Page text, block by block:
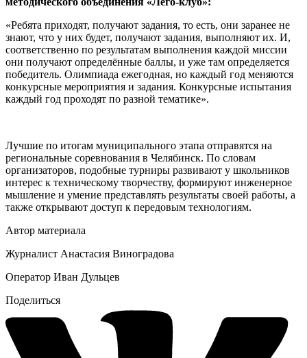
«Ребята приходят, получают задания, то есть, они заранее не
знают, что у них будет, получают задания, выполняют их. И,
соответственно по результатам выполнения каждой миссии
они получают определённые баллы, и уже там определяется
победитель. Олимпиада ежегодная, но каждый год меняются
конкурсные мероприятия и задания. Конкурсные испытания
каждый год проходят по разной тематике».
Лучшие по итогам муниципального этапа отправятся на
региональные соревнования в Челябинск. По словам
организаторов, подобные турниры развивают у школьников
интерес к техническому творчеству, формируют инженерное
мышление и умение представлять результаты своей работы, а
также открывают доступ к передовым технологиям.
Автор материала
Журналист Анастасия Виноградова
Оператор Иван Дульцев
Поделиться